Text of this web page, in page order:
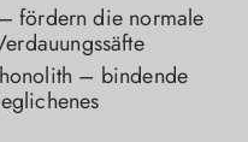
fördern die normale
– bindende